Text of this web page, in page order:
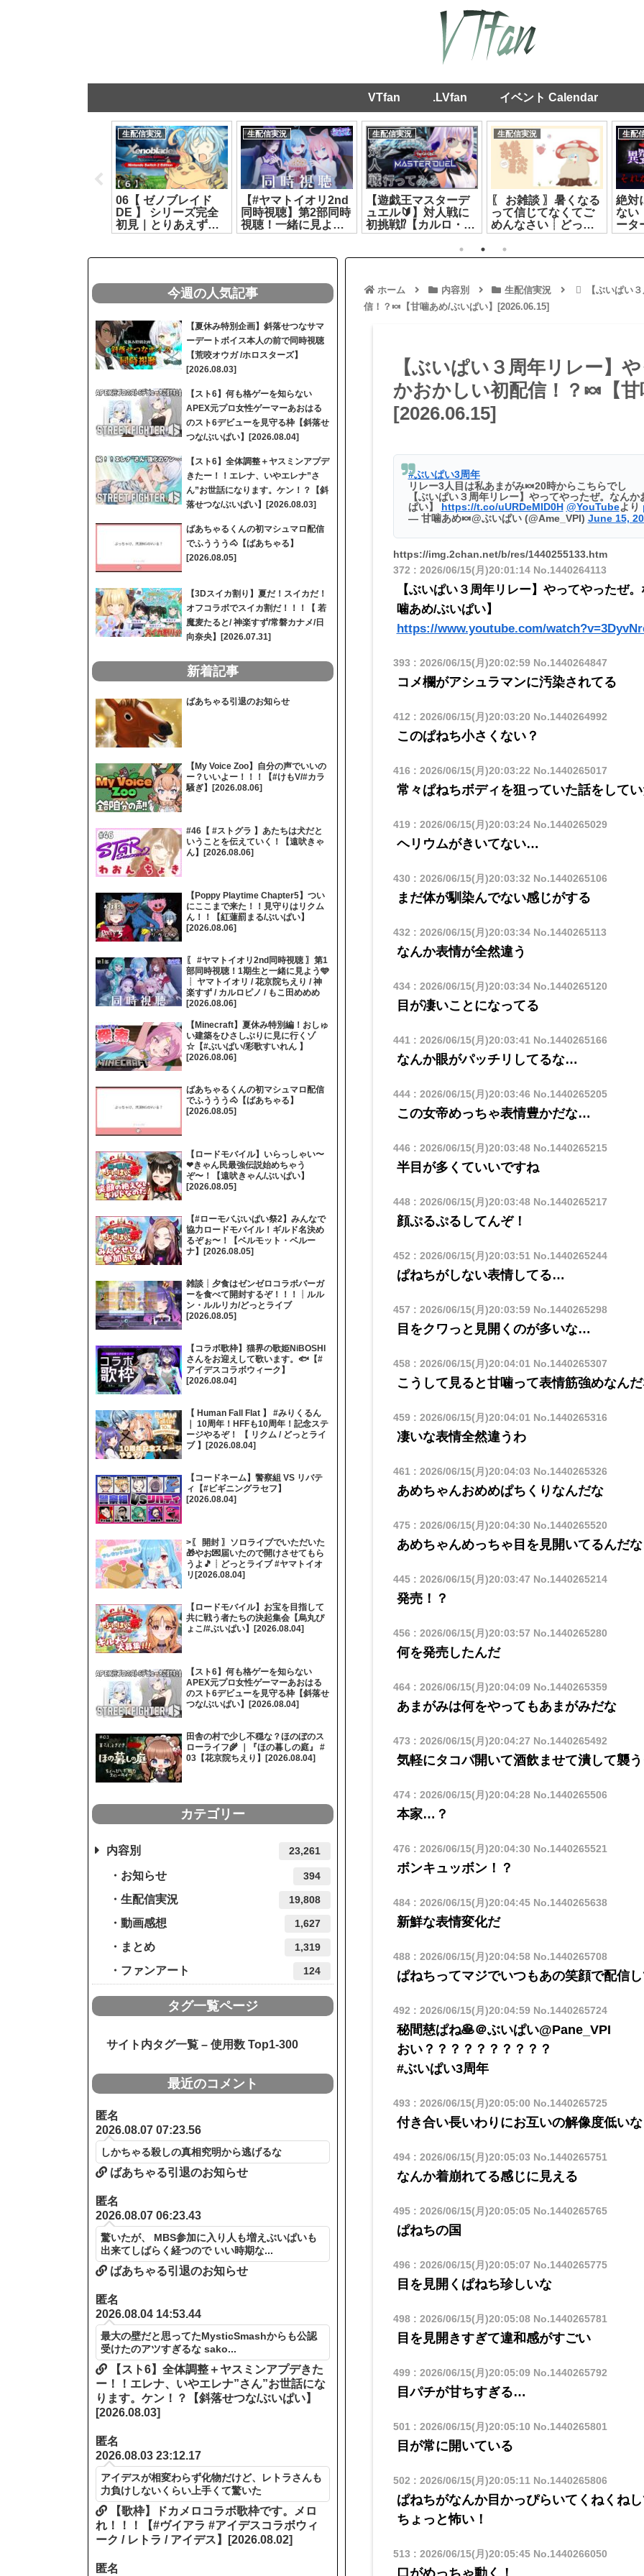
VTfan .LVfan イベント Calendar
生配信実況
06【 ゼノブレイド
DE 】 シリーズ完全
初見｜とりあえず挫
折するまで進むか【
】[2026.07.28]
生配信実況
【#ヤマトイオリ2nd
同時視聴】第2部同時
視聴！一緒に見よう
🩵【#ヤマトイオリ #
た】[2026.08.01]
生配信実況
【遊戯王マスターデ
ュエル🔰】対人戦に
初挑戦⁉️【カルロ・ピ
ノ】[2026.07.18]
生配信実況
〖 お雑談 〗暑くなる
って信じてなくてご
めんなさい┊どっと
ライブ #ヤマトイオ
リ[2026.07.09]
生配
絶対
ない
ータ
えり
ホーム 内容別 生配信実況
【ぶいぱい
信！？🍬【甘噛あめ/ぶいぱい】[2026.06.15]
【ぶいぱい３周年リレー】
かおかしい初配信！？🍬【
[2026.06.15]
#ぶいぱい3周年
リレー3人目は私あまがみ🍬20時からこちらでし
【ぶいぱい３周年リレー】やってやったぜ。なん
ぱい】 https://t.co/uURDeMID0H @YouTubeより
— 甘噛あめ🍬@ぶいぱい (@Ame_VPI) June 15,
https://img.2chan.net/b/res/1440255133.htm
372 : 2026/06/15(月)20:01:14No.1440264113
【ぶいぱい３周年リレー】やってやったぜ
噛あめ/ぶいぱい】
https://www.youtube.com/
393 : 2026/06/15(月)20:02:59No.1440264847
コメ欄がアシュラマンに汚染されてる
412 : 2026/06/15(月)20:03:20 No.1440264992
このぱねち小さくない？
416 : 2026/06/15(月)20:03:22 No.1440265017
常々ぱねちボディを狙っていた話をして
419: 2026/06/15(月)20:03:24No.1440265029
ヘリウムがきいてない…
430 : 2026/06/15(月)20:03:32 No.1440265106
まだ体が馴染んでない感じがする
432 : 2026/06/15(月)20:03:34No.1440265113
なんか表情が全然違う
434: 2026/06/15(月)20:03:34No.1440265120
目が凄いことになってる
441: 2026/06/15(月)20:03:41No.1440265166
なんか眼がパッチリしてるな…
444: 2026/06/15(月)20:03:46 No.1440265205
この女帝めっちゃ表情豊かだな…
446 : 2026/06/15(月)20:03:48No.1440265215
半目が多くていいですね
448: 2026/06/15(月)20:03:48No.1440265217
顔ぷるぷるしてんぞ！
452 : 2026/06/15(月)20:03:51No.1440265244
ぱねちがしない表情してる…
457 : 2026/06/15(月)20:03:59No.1440265298
目をクワっと見開くのが多いな…
458: 2026/06/15(月)20:04:01No.1440265307
こうして見ると甘噛って表情筋強めなん
459: 2026/06/15(月)20:04:01No.1440265316
凄いな表情全然違うわ
461: 2026/06/15(月)20:04:03 No.1440265326
あめちゃんおめめぱちくりなんだな
475: 2026/06/15(月)20:04:30 No.1440265520
あめちゃんめっちゃ目を見開いてるんだ
445: 2026/06/15(月)20:03:47 No.1440265214
発売！？
456 : 2026/06/15(月)20:03:57 No.1440265280
何を発売したんだ
464: 2026/06/15(月)20:04:09No.1440265359
あまがみは何をやってもあまがみだな
473 : 2026/06/15(月)20:04:27 No.1440265492
気軽にタコパ開いて酒飲ませて潰して襲
474: 2026/06/15(月)20:04:28No.1440265506
本家…？
476 : 2026/06/15(月)20:04:30 No.1440265521
ボンキュッボン！？
484: 2026/06/15(月)20:04:45No.1440265638
新鮮な表情変化だ
488: 2026/06/15(月)20:04:58No.1440265708
ぱねちってマジでいつもあの笑顔で配信
492 : 2026/06/15(月)20:04:59No.1440265724
秘間慈ぱね🥞＠ぶいぱい@Pane_VPI
おい？？？？？？？？？？
#ぶいぱい3周年
493 : 2026/06/15(月)20:05:00 No.1440265725
付き合い長いわりにお互いの解像度低い
494: 2026/06/15(月)20:05:03 No.1440265751
なんか着崩れてる感じに見える
495: 2026/06/15(月)20:05:05No.1440265765
ぱねちの国
496 : 2026/06/15(月)20:05:07 No.1440265775
目を見開くぱねち珍しいな
498: 2026/06/15(月)20:05:08No.1440265781
目を見開きすぎて違和感がすごい
499: 2026/06/15(月)20:05:09No.1440265792
目パチが甘ちすぎる…
501: 2026/06/15(月)20:05:10 No.1440265801
目が常に開いている
502 : 2026/06/15(月)20:05:11No.1440265806
ぱねちがなんか目かっぴらいてくねくね
ちょっと怖い！
513 : 2026/06/15(月)20:05:45No.1440266050
今週の人気記事
【夏休み特別企画】斜落せつなサマ
ーデートボイス本人の前で同時視聴
【荒咬オウガ /ホロスターズ】
[2026.08.03]
【スト6】何も格ゲーを知らない
APEX元プロ女性ゲーマーあおはる
のスト6デビューを見守る枠【斜落せ
つな/ぶいぱい】[2026.08.04]
【スト6】全体調整＋ヤスミンアプデ
きたー！！エレナ、いやエレナ”さ
ん”お世話になります。ケン！？【斜
落せつな/ぶいぱい】[2026.08.03]
ばあちゃるくんの初マシュマロ配信
でふううう🐴【ばあちゃる】
[2026.08.05]
【3Dスイカ割り】夏だ！スイカだ！
オフコラボでスイカ割だ！！！【 若
魔麦たると/ 神楽すず/常磐カナメ/日
向奈央】[2026.07.31]
新着記事
ばあちゃる引退のお知らせ
【My Voice Zoo】自分の声でいいの
ー？いいよー！！！【#けもV/#カラ
騒ぎ】[2026.08.06]
#46【 #ストグラ 】あたちは犬だと
いうことを伝えていく！【遠吠きゃ
ん】[2026.08.06]
【Poppy Playtime Chapter5】つい
にここまで来た！！見守りはリクム
ん！！【紅蓮罰まる/ぶいぱい】
[2026.08.06]
〖 #ヤマトイオリ2nd同時視聴 〗第1
部同時視聴！1期生と一緒に見よう🩵
┊ ヤマトイオリ / 花京院ちえり / 神
楽すず / カルロピノ / もこ田めめめ
[2026.08.06]
【Minecraft】夏休み特別編！おしゅ
い建築をひさしぶりに見に行くゾ
☆【#ぶいぱい/彩歌すいれん 】
[2026.08.06]
ばあちゃるくんの初マシュマロ配信
でふううう🐴【ばあちゃる】
[2026.08.05]
【ロードモバイル】いらっしゃい〜
❤きゃん民最強伝説始めちゃう
ぞ〜！【遠吠きゃん/ぶいぱい】
[2026.08.05]
【#ローモバぶいぱい祭2】みんなで
協力ロードモバイル！ギルド名決め
るぞぉ〜！【ベルモット・ベルー
ナ】[2026.08.05]
雑談┊夕食はゼンゼロコラボバーガ
ーを食べて開封するぞ！！！┊ルル
ン・ルルリカ/どっとライブ
[2026.08.05]
【コラボ歌枠】猫界の歌姫NiBOSHI
さんをお迎えして歌います。🐟【#
アイデスコラボウィーク】
[2026.08.04]
【 Human Fall Flat 】 #みりくるん
｜ 10周年！HFFも10周年！記念ステ
ージやるぞ！ 【 リクム / どっとライ
ブ 】[2026.08.04]
【コードネーム】警察組 VS リバテ
ィ【#ビギニングラセフ】
[2026.08.04]
>〖 開封 〗ソロライブでいただいた
🎁やお💌届いたので開けさせてもら
うよ🎵┊どっとライブ #ヤマトイオ
リ[2026.08.04]
【ロードモバイル】お宝を目指して
共に戦う者たちの決起集会【烏丸ぴ
ょこ/#ぶいぱい】[2026.08.04]
【スト6】何も格ゲーを知らない
APEX元プロ女性ゲーマーあおはる
のスト6デビューを見守る枠【斜落せ
つな/ぶいぱい】[2026.08.04]
田舎の村で少し不穏な？ほのぼのス
ローライフ🌾 ｜『ほの暮しの庭』 #
03【花京院ちえり】[2026.08.04]
カテゴリー
内容別 23,261
お知らせ 394
生配信実況 19,808
動画感想 1,627
まとめ 1,319
ファンアート 124
タグ一覧ページ
サイト内タグ一覧 – 使用数 Top1-300
最近のコメント
匿名
2026.08.07 07:23.56
しかちゃる殺しの真相究明から逃げるな
ばあちゃる引退のお知らせ
匿名
2026.08.07 06:23.43
驚いたが、 MBS参加に入り人も増えぶいぱいも
出来てしばらく経つので いい時期な...
ばあちゃる引退のお知らせ
匿名
2026.08.04 14:53.44
最大の壁だと思ってたMysticSmashからも公認
受けたのアツすぎるな sako...
【スト6】全体調整＋ヤスミンアプデきた
ー！！エレナ、いやエレナ”さん”お世話にな
ります。ケン！？【斜落せつな/ぶいぱい】
[2026.08.03]
匿名
2026.08.03 23:12.17
アイデスが相変わらず化物だけど、レトラさんも
力負けしないくらい上手くて驚いた
【歌枠】ドカメロコラボ歌枠です。メロ
れ！！！【#ヴイアラ #アイデスコラボウィ
ーク / レトラ / アイデス】[2026.08.02]
匿名